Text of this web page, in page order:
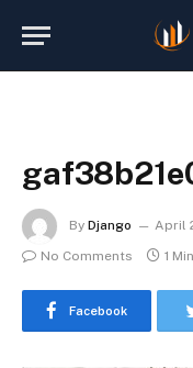
By Django April
No Comments
1
Facebook